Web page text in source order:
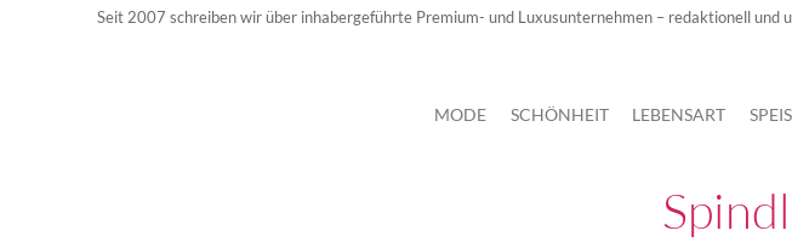
Seit 2007 schreiben wir über inhabergeführte Premium- und Luxusunternehmen – redaktionell und
MODE SCHÖNHEIT LEBENSART